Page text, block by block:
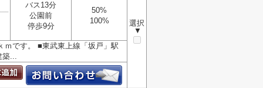
選択
▼
バス13分
公園前
停歩9分
50%
100%
です。 ■東武東上線「坂戸」駅
築...